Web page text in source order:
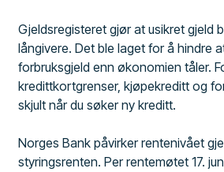
Gjeldsregisteret gjør at usikret gjeld
långivere. Det ble laget for å hindre
forbruksgjeld enn økonomien tåler.
kredittkortgrenser, kjøpekreditt og
skjult når du søker ny kreditt.
Norges Bank påvirker rentenivået
styringsrenten. Per rentemøtet 17.